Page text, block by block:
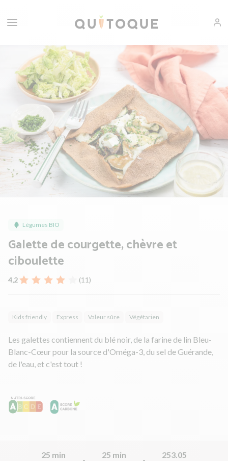
Légumes BIO
Galette de courgette, chèvre et
ciboulette
4,2 (11)
Kids friendly Express Valeur sûre Végétarien
Les galettes contiennent du blé noir, de la farine de lin Bleu-
Blanc-Cœur pour la source d'Oméga-3, du sel de Guérande,
de l'eau, et c'est tout !
25 min
25 min
253.05